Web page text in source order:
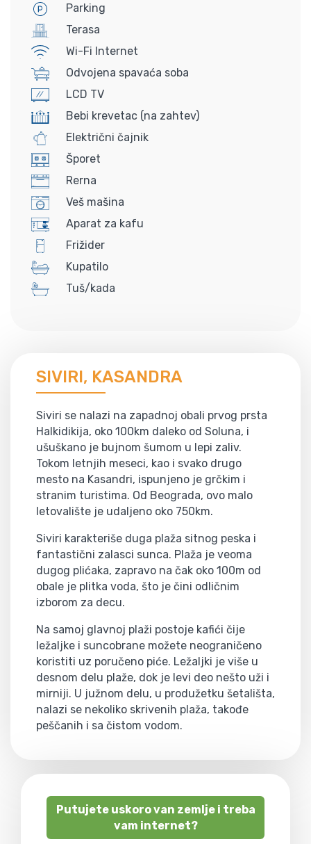
Parking
Terasa
Wi-Fi Internet
Odvojena spavaća soba
LCD TV
Bebi krevetac (na zahtev)
Električni čajnik
Šporet
Rerna
Veš mašina
Aparat za kafu
Frižider
Kupatilo
Tuš/kada
SIVIRI, KASANDRA
Siviri se nalazi na zapadnoj obali prvog prsta
Halkidikija, oko 100km daleko od Soluna, i
ušuškano je bujnom šumom u lepi zaliv.
Tokom letnjih meseci, kao i svako drugo
mesto na Kasandri, ispunjeno je grčkim i
stranim turistima. Od Beograda, ovo malo
letovalište je udaljeno oko 750km.
Siviri karakteriše duga plaža sitnog peska i
fantastični zalasci sunca. Plaža je veoma
dugog plićaka, zapravo na čak oko 100m od
obale je plitka voda, što je čini odličnim
izborom za decu.
Na samoj glavnoj plaži postoje kafići čije
ležaljke i suncobrane možete neograničeno
koristiti uz poručeno piće. Ležaljki je više u
desnom delu plaže, dok je levi deo nešto uži i
mirniji. U južnom delu, u produžetku šetališta,
nalazi se nekoliko skrivenih plaža, takođe
peščanih i sa čistom vodom.
Putujete uskoro van zemlje i treba
vam internet?